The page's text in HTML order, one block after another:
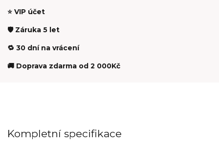
⭐ VIP účet
🛡️ Záruka 5 let
🔁 30 dní na vrácení
🚚 Doprava zdarma od 2 000Kč
Kompletní specifikace